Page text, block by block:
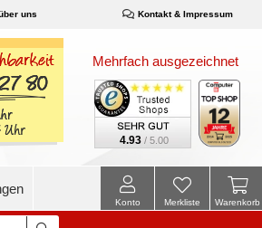
uns Kontakt & Impressum
Mehrfach ausgezeichnet
4.93 / 5.00
Warenkorb
Merkliste
Konto